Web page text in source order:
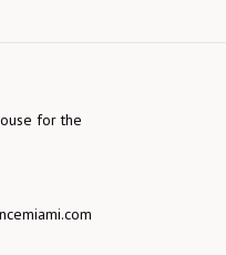
for the